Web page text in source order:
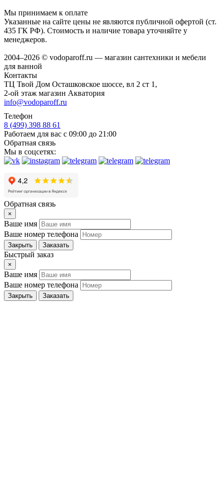
Мы принимаем к оплате
Указанные на сайте цены не являются публичной офертой (ст.
435 ГК РФ). Стоимость и наличие товара уточняйте у
менеджеров.
2004–2026 © vodoparoff.ru — магазин сантехники и мебели
для ванной
Контакты
ТЦ Твой Дом Осташковское шоссе, вл 2 ст 1,
2-ой этаж магазин Акватория
info@vodoparoff.ru
Телефон
8 (499) 398 88 61
Работаем для вас с 09:00 до 21:00
Обратная связь
Мы в соцсетях:
Обратная связь
×
Ваше имя
Ваше номер телефона
Закрыть Заказать
Быстрый заказ
×
Ваше имя
Ваше номер телефона
Закрыть Заказать